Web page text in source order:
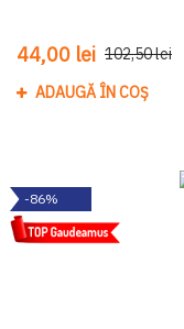
44,00 lei 102,50 lei
ADAUGĂ ÎN COȘ
-86%